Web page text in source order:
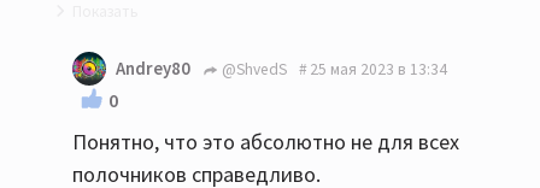
Если честно и субъективно, то спорно... У меня
18квм кдп, 610ые полочник умудрились завести
помещение, пока муж не доделал подготовку
дополнительно, те же 630 или целаны
напольники вообще бы порвали думаю, так что
Andrey80 @ShvedS 25 мая 2023 в 13:34
0
Понятно, что это абсолютно не для всех
полочников справедливо.